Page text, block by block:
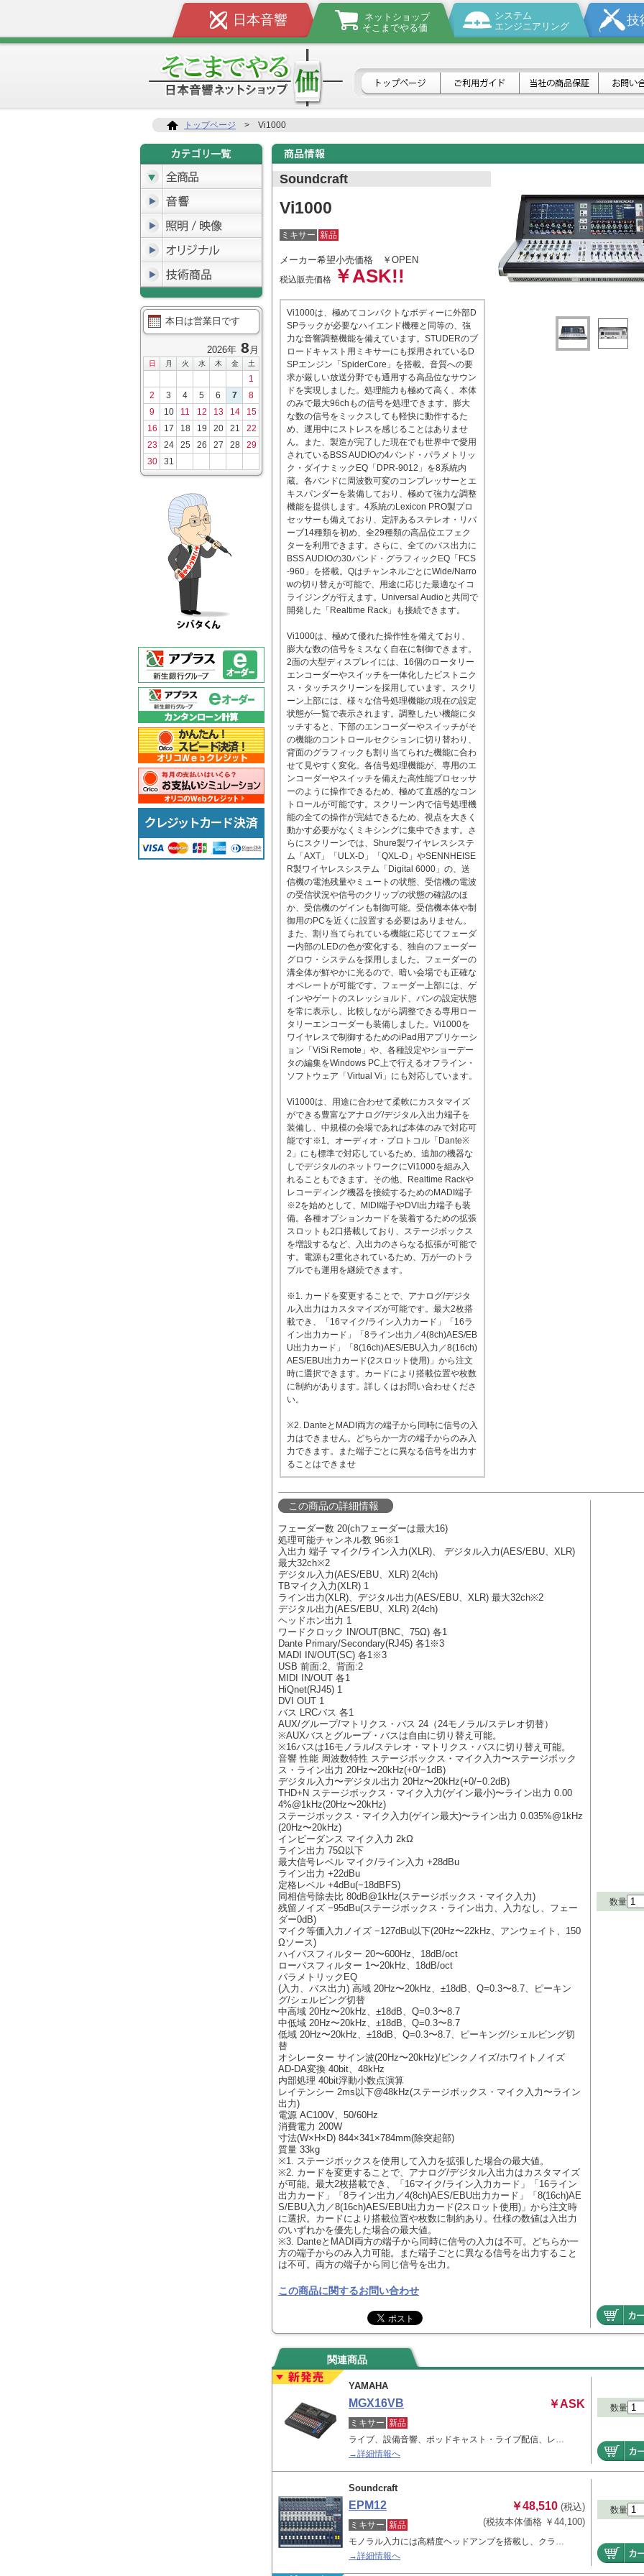
日本音響
ネットショップ
そこまでやる価
システム
エンジニアリング
技
トップページ > Vi1000
本日は営業日です
2026年 8 月
日 月 火 水 木 金 土
1
2
3 4 5 6 7
8
9
10 11 12 13 14
15
16
17 18 19 20 21
22
23
24 25 26 27 28
29
30
31
Soundcraft
Vi1000
ミキサー 新品
メーカー希望小売価格 ￥OPEN
税込販売価格 ￥ASK!!
Vi1000は、極めてコンパクトなボディーに外部D
SPラックが必要なハイエンド機種と同等の、強
力な音響調整機能を備えています。STUDERのブ
ロードキャスト用ミキサーにも採用されているD
SPエンジン「SpiderCore」を搭載。音質への要
求が厳しい放送分野でも通用する高品位なサウン
ドを実現しました。処理能力も極めて高く、本体
のみで最大96chもの信号を処理できます。膨大
な数の信号をミックスしても軽快に動作するた
め、運用中にストレスを感じることはありませ
ん。また、製造が完了した現在でも世界中で愛用
されているBSS AUDIOの4バンド・パラメトリッ
ク・ダイナミックEQ「DPR-9012」を8系統内
蔵。各バンドに周波数可変のコンプレッサーとエ
キスパンダーを装備しており、極めて強力な調整
機能を提供します。4系統のLexicon PRO製プロ
セッサーも備えており、定評あるステレオ・リバ
ーブ14種類を初め、全29種類の高品位エフェク
ターを利用できます。さらに、全てのバス出力に
BSS AUDIOの30バンド・グラフィックEQ「FCS
-960」を搭載。QはチャンネルごとにWide/Narro
wの切り替えが可能で、用途に応じた最適なイコ
ライジングが行えます。Universal Audioと共同で
開発した「Realtime Rack」も接続できます。
Vi1000は、極めて優れた操作性を備えており、
膨大な数の信号をミスなく自在に制御できます。
2面の大型ディスプレイには、16個のロータリー
エンコーダーやスイッチを一体化したビストニク
ス・タッチスクリーンを採用しています。スクリ
ーン上部には、様々な信号処理機能の現在の設定
状態が一覧で表示されます。調整したい機能にタ
ッチすると、下部のエンコーダーやスイッチがそ
の機能のコントロールセクションに切り替わり、
背面のグラフィックも割り当てられた機能に合わ
せて見やすく変化。各信号処理機能が、専用のエ
ンコーダーやスイッチを備えた高性能プロセッサ
ーのように操作できるため、極めて直感的なコン
トロールが可能です。スクリーン内で信号処理機
能の全ての操作が完結できるため、視点を大きく
動かす必要がなくミキシングに集中できます。さ
らにスクリーンでは、Shure製ワイヤレスシステ
ム「AXT」「ULX-D」「QXL-D」やSENNHEISE
R製ワイヤレスシステム「Digital 6000」の、送
信機の電池残量やミュートの状態、受信機の電波
の受信状況や信号のクリップの状態の確認のほ
か、受信機のゲインも制御可能。受信機本体や制
御用のPCを近くに設置する必要はありません。
また、割り当てられている機能に応じてフェーダ
ー内部のLEDの色が変化する、独自のフェーダー
グロウ・システムを採用しました。フェーダーの
溝全体が鮮やかに光るので、暗い会場でも正確な
オペレートが可能です。フェーダー上部には、ゲ
インやゲートのスレッショルド、パンの設定状態
を常に表示し、比較しながら調整できる専用ロー
タリーエンコーダーも装備しました。Vi1000を
ワイヤレスで制御するためのiPad用アプリケーシ
ョン「ViSi Remote」や、各種設定やショーデー
タの編集をWindows PC上で行えるオフライン・
ソフトウェア「Virtual Vi」にも対応しています。
Vi1000は、用途に合わせて柔軟にカスタマイズ
ができる豊富なアナログ/デジタル入出力端子を
装備し、中規模の会場であれば本体のみで対応可
能です※1。オーディオ・プロトコル「Dante※
2」にも標準で対応しているため、追加の機器な
しでデジタルのネットワークにVi1000を組み入
れることもできます。その他、Realtime Rackや
レコーディング機器を接続するためのMADI端子
※2を始めとして、MIDI端子やDVI出力端子も装
備。各種オプションカードを装着するための拡張
スロットも2口搭載しており、ステージボックス
を増設するなど、入出力のさらなる拡張が可能で
す。電源も2重化されているため、万が一のトラ
ブルでも運用を継続できます。
※1. カードを変更することで、アナログ/デジタ
ル入出力はカスタマイズが可能です。最大2枚搭
載でき、「16マイク/ライン入力カード」「16ラ
イン出力カード」「8ライン出力／4(8ch)AES/EB
U出力カード」「8(16ch)AES/EBU入力／8(16ch)
AES/EBU出力カード(2スロット使用)」から注文
時に選択できます。カードにより搭載位置や枚数
に制約があります。詳しくはお問い合わせくださ
い。
※2. DanteとMADI両方の端子から同時に信号の入
力はできません。どちらか一方の端子からのみ入
力できます。また端子ごとに異なる信号を出力す
ることはできませ
この商品の詳細情報
フェーダー数 20(chフェーダーは最大16)
処理可能チャンネル数 96※1
入出力 端子 マイク/ライン入力(XLR)、 デジタル入力(AES/EBU、XLR)
最大32ch※2
デジタル入力(AES/EBU、XLR) 2(4ch)
TBマイク入力(XLR) 1
ライン出力(XLR)、デジタル出力(AES/EBU、XLR) 最大32ch※2
デジタル出力(AES/EBU、XLR) 2(4ch)
ヘッドホン出力 1
ワードクロック IN/OUT(BNC、75Ω) 各1
Dante Primary/Secondary(RJ45) 各1※3
MADI IN/OUT(SC) 各1※3
USB 前面:2、背面:2
MIDI IN/OUT 各1
HiQnet(RJ45) 1
DVI OUT 1
バス LRCバス 各1
AUX/グループ/マトリクス・バス 24（24モノラル/ステレオ切替）
※AUXバスとグループ・バスは自由に切り替え可能。
※16バスは16モノラル/ステレオ・マトリクス・バスに切り替え可能。
音響 性能 周波数特性 ステージボックス・マイク入力〜ステージボック
ス・ライン出力 20Hz〜20kHz(+0/−1dB)
デジタル入力〜デジタル出力 20Hz〜20kHz(+0/−0.2dB)
THD+N ステージボックス・マイク入力(ゲイン最小)〜ライン出力 0.00
4%@1kHz(20Hz〜20kHz)
ステージボックス・マイク入力(ゲイン最大)〜ライン出力 0.035%@1kHz
(20Hz〜20kHz)
インピーダンス マイク入力 2kΩ
ライン出力 75Ω以下
最大信号レベル マイク/ライン入力 +28dBu
ライン出力 +22dBu
定格レベル +4dBu(−18dBFS)
同相信号除去比 80dB@1kHz(ステージボックス・マイク入力)
残留ノイズ −95dBu(ステージボックス・ライン出力、入力なし、フェー
ダー0dB)
マイク等価入力ノイズ −127dBu以下(20Hz〜22kHz、アンウェイト、150
Ωソース)
ハイパスフィルター 20〜600Hz、18dB/oct
ローパスフィルター 1〜20kHz、18dB/oct
パラメトリックEQ
(入力、バス出力) 高域 20Hz〜20kHz、±18dB、Q=0.3〜8.7、ピーキン
グ/シェルビング切替
中高域 20Hz〜20kHz、±18dB、Q=0.3〜8.7
中低域 20Hz〜20kHz、±18dB、Q=0.3〜8.7
低域 20Hz〜20kHz、±18dB、Q=0.3〜8.7、ピーキング/シェルビング切
替
オシレーター サイン波(20Hz〜20kHz)/ピンクノイズ/ホワイトノイズ
AD-DA変換 40bit、48kHz
内部処理 40bit浮動小数点演算
レイテンシー 2ms以下@48kHz(ステージボックス・マイク入力〜ライン
出力)
電源 AC100V、50/60Hz
消費電力 200W
寸法(W×H×D) 844×341×784mm(除突起部)
質量 33kg
※1. ステージボックスを使用して入力を拡張した場合の最大値。
※2. カードを変更することで、アナログ/デジタル入出力はカスタマイズ
が可能。最大2枚搭載でき、「16マイク/ライン入力カード」「16ライン
出力カード」「8ライン出力／4(8ch)AES/EBU出力カード」「8(16ch)AE
S/EBU入力／8(16ch)AES/EBU出力カード(2スロット使用)」から注文時
に選択。カードにより搭載位置や枚数に制約あり。仕様の数値は入出力
のいずれかを優先した場合の最大値。
※3. DanteとMADI両方の端子から同時に信号の入力は不可。どちらか一
方の端子からのみ入力可能。また端子ごとに異なる信号を出力すること
は不可。両方の端子から同じ信号を出力。
この商品に関するお問い合わせ
数量
関連商品
YAMAHA
MGX16VB ￥ASK
ミキサー 新品
ライブ、設備音響、ポッドキャスト・ライブ配信、レ…
→詳細情報へ
数量
Soundcraft
EPM12 ￥48,510 (税込)
(税抜本体価格 ￥44,100)
ミキサー 新品
モノラル入力には高精度ヘッドアンプを搭載し、クラ…
→詳細情報へ
数量